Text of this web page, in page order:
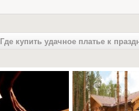
Где купить удачное платье к